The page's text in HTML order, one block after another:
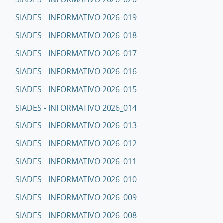
SIADES - INFORMATIVO 2026_019
SIADES - INFORMATIVO 2026_018
SIADES - INFORMATIVO 2026_017
SIADES - INFORMATIVO 2026_016
SIADES - INFORMATIVO 2026_015
SIADES - INFORMATIVO 2026_014
SIADES - INFORMATIVO 2026_013
SIADES - INFORMATIVO 2026_012
SIADES - INFORMATIVO 2026_011
SIADES - INFORMATIVO 2026_010
SIADES - INFORMATIVO 2026_009
SIADES - INFORMATIVO 2026_008